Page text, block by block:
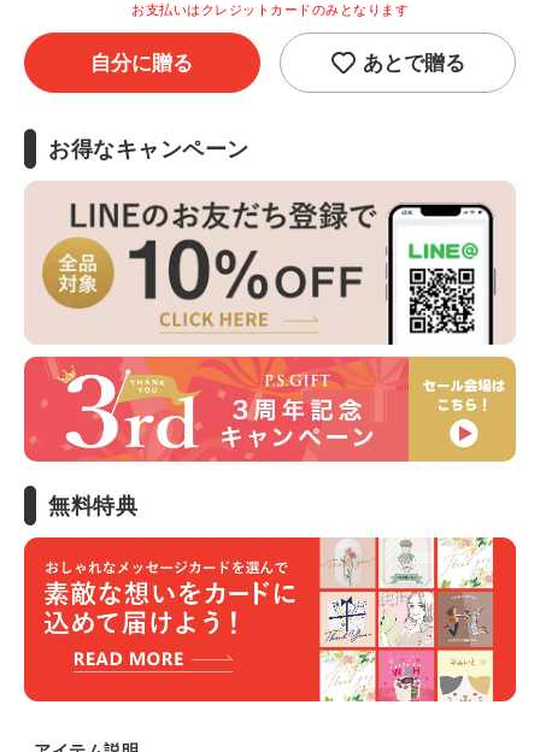
お支払いはクレジットカードのみとなります
自分に贈る あとで贈る
お得なキャンペーン
無料特典